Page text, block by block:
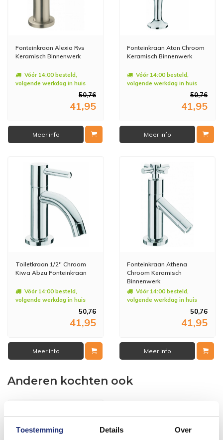
Toestemming Details Over
Fonteinkraan Alexia Rvs
Keramisch Binnenwerk
Vóór 14:00 besteld,
volgende werkdag in huis
50,76
41,95
Meer info
Fonteinkraan Aton Chroom
Keramisch Binnenwerk
Vóór 14:00 besteld,
volgende werkdag in huis
50,76
41,95
Meer info
Toiletkraan 1/2'' Chroom
Kiwa Abzu Fonteinkraan
Vóór 14:00 besteld,
volgende werkdag in huis
50,76
41,95
Meer info
Fonteinkraan Athena
Chroom Keramisch
Binnenwerk
Vóór 14:00 besteld,
volgende werkdag in huis
50,76
41,95
Meer info
Anderen kochten ook